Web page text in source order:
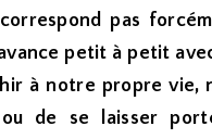
pas
petit à petit
à notre propre vie,
de se laisser